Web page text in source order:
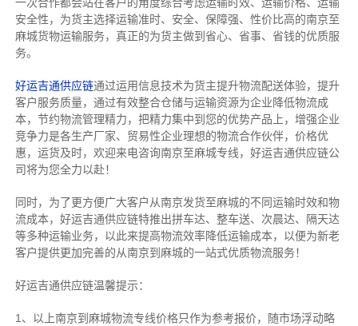
一次合作都会站在客户的角度综合考虑运输时效、运输价格、运输
安全性，为货主选择运输准时、安全、保障强、性价比高的南京至
麻城货物运输服务，真正的为货主做到省心、省事、省钱的优质服
务。
好运吉通供应链通过运用信息技术为货主提升物流配送体验，提升
客户服务质量，通过有效整合仓储与运输资源为企业降低物流成
本，节约物流管理精力，把精力集中到您的优势产品上，增强企业
竞争力是各生产厂家、贸易性企业理想的物流合作伙伴，价格优
惠，运货及时，欢迎来电咨询南京至麻城专线，好运吉通供应链公
司将为您全力以赴！
同时，为了更方便广大客户从南京发货至麻城的不同运输时效和物
流成本，好运吉通供应链特推出拼车达、整车送、次晨达、隔天达
等多种运输业务，以此来提高物流效率降低运输成本，以便为新老
客户提供更加完善的从南京到麻城的一站式优质物流服务！
好运吉通供应链温馨提示：
1、以上南京到麻城物流专线价格只作为参考报价，随市场浮动略